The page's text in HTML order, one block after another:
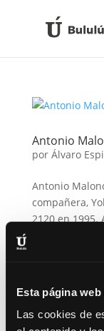
Esta página
Las cookies de
Antonio
por Álvaro
Antonio
compañera,
2120 en 1995.
«maestros»